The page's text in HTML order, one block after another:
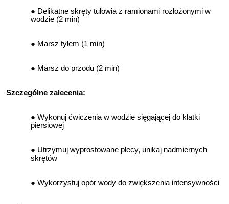
Delikatne skręty tułowia z ramionami rozłożonymi w
wodzie (2 min)
Marsz tyłem (1 min)
Marsz do przodu (2 min)
Szczególne zalecenia:
Wykonuj ćwiczenia w wodzie sięgającej do klatki
piersiowej
Utrzymuj wyprostowane plecy, unikaj nadmiernych
skrętów
Wykorzystuj opór wody do zwiększenia intensywności